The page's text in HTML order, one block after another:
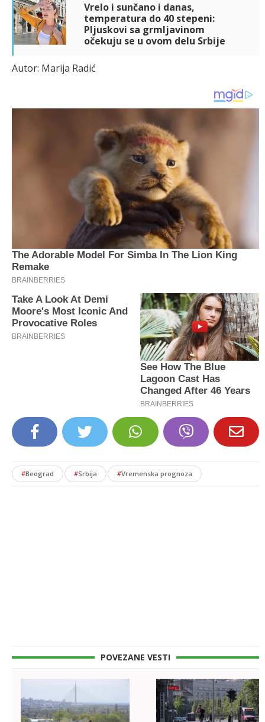
Vrelo i sunčano i danas,
temperatura do 40 stepeni:
Pljuskovi sa grmljavinom
očekuju se u ovom delu Srbije
Autor: Marija Radić
#Beograd #Srbija #Vremenska prognoza
POVEZANE VESTI